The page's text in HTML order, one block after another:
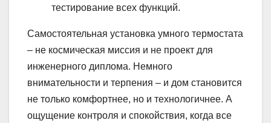
тестирование всех функций.
Самостоятельная установка умного термостата
– не космическая миссия и не проект для
инженерного диплома. Немного
внимательности и терпения – и дом становится
не только комфортнее, но и технологичнее. А
ощущение контроля и спокойствия, когда все